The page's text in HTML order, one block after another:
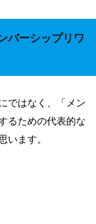
バーシップリワ
ではなく、「メン
るための代表的な
います。